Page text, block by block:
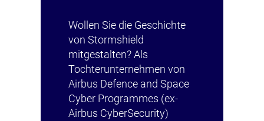
Wollen Sie die Geschichte
von Stormshield
mitgestalten? Als
Tochterunternehmen von
Airbus Defence and Space
Cyber Programmes (ex-
Airbus CyberSecurity)